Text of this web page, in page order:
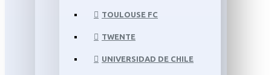
TOULOUSE FC
TWENTE
UNIVERSIDAD DE CHILE